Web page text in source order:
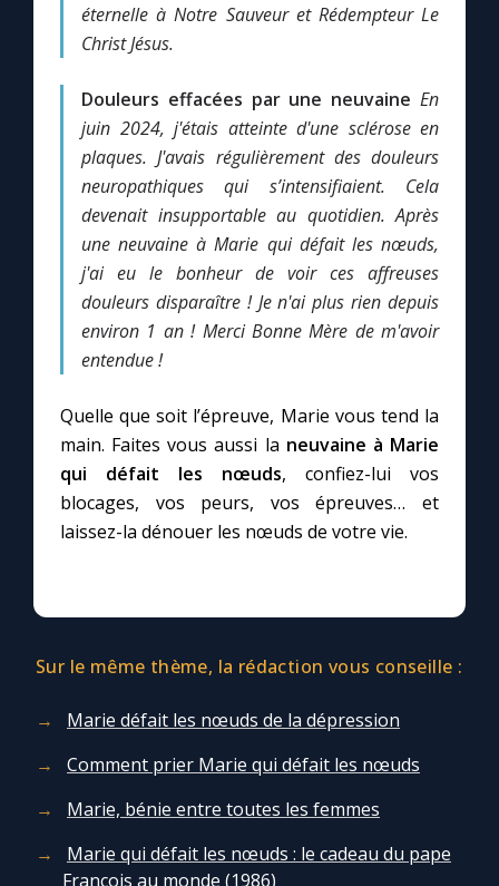
Me consacrer à Jésus par Marie
Une Minute avec Marie
Une neuvaine
À la une
1000 Raisons de Croire
Contact
Faire un don
éternelle à Notre Sauveur et Rédempteur Le
Christ Jésus.
Douleurs effacées par une neuvaine En
juin 2024, j'étais atteinte d'une sclérose en
plaques. J'avais régulièrement des douleurs
neuropathiques qui s’intensifiaient. Cela
devenait insupportable au quotidien. Après
une neuvaine à Marie qui défait les nœuds,
j'ai eu le bonheur de voir ces affreuses
douleurs disparaître ! Je n'ai plus rien depuis
environ 1 an ! Merci Bonne Mère de m'avoir
entendue !
Quelle que soit l’épreuve, Marie vous tend la
main. Faites vous aussi la neuvaine à Marie
qui défait les nœuds, confiez-lui vos
blocages, vos peurs, vos épreuves… et
laissez-la dénouer les nœuds de votre vie.
Sur le même thème, la rédaction vous conseille :
Marie défait les nœuds de la dépression
Comment prier Marie qui défait les nœuds
Marie, bénie entre toutes les femmes
Marie qui défait les nœuds : le cadeau du pape
François au monde (1986)